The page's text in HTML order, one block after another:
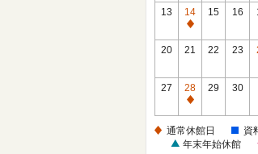
常
休
館
13
14
通
常
館
日
15 16
20 21 22 23
27
28
通
休
29 30
通常休館日
資
年末年始休館